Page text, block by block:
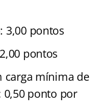
3,00 pontos
pontos
carga mínima de
0,50 ponto por